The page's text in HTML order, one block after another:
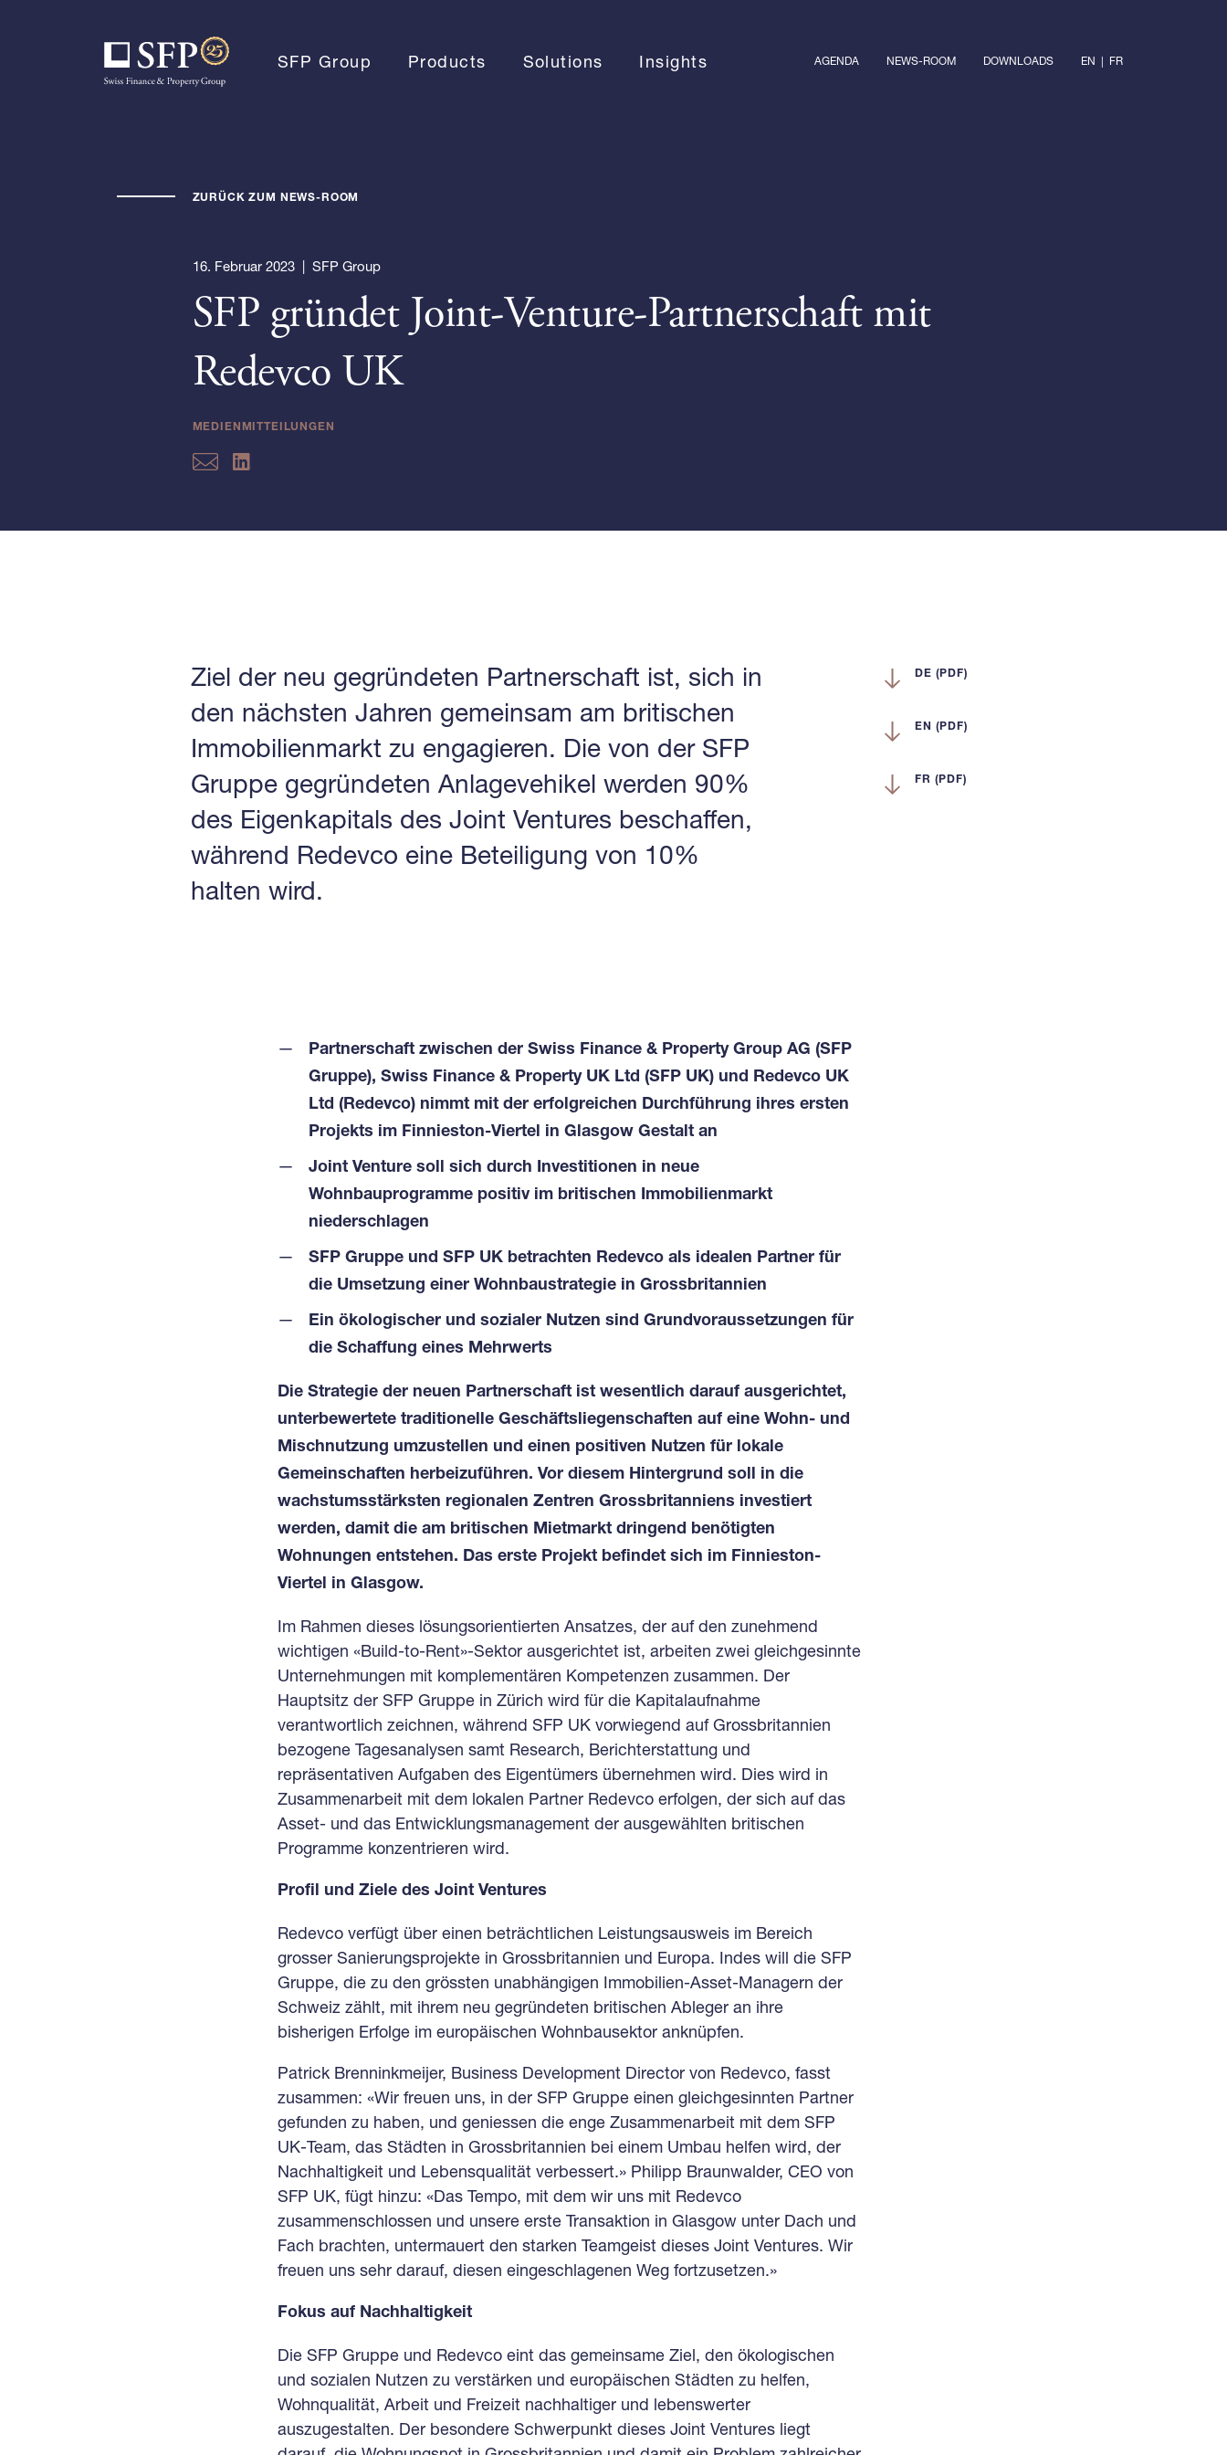
SFP Group Products Solutions Insights AGENDA NEWS-ROOM DOWNLOADS EN | FR
ZURÜCK ZUM NEWS-ROOM
16. Februar 2023 | SFP Group
SFP gründet Joint-Venture-Partnerschaft mit
Redevco UK
MEDIENMITTEILUNGEN
Ziel der neu gegründeten Partnerschaft ist, sich in
den nächsten Jahren gemeinsam am britischen
Immobilienmarkt zu engagieren. Die von der SFP
Gruppe gegründeten Anlagevehikel werden 90%
des Eigenkapitals des Joint Ventures beschaffen,
während Redevco eine Beteiligung von 10%
halten wird.
DE (PDF)
EN (PDF)
FR (PDF)
Partnerschaft zwischen der Swiss Finance & Property Group AG (SFP
Gruppe), Swiss Finance & Property UK Ltd (SFP UK) und Redevco UK
Ltd (Redevco) nimmt mit der erfolgreichen Durchführung ihres ersten
Projekts im Finnieston-Viertel in Glasgow Gestalt an
Joint Venture soll sich durch Investitionen in neue
Wohnbauprogramme positiv im britischen Immobilienmarkt
niederschlagen
SFP Gruppe und SFP UK betrachten Redevco als idealen Partner für
die Umsetzung einer Wohnbaustrategie in Grossbritannien
Ein ökologischer und sozialer Nutzen sind Grundvoraussetzungen für
die Schaffung eines Mehrwerts
Die Strategie der neuen Partnerschaft ist wesentlich darauf ausgerichtet,
unterbewertete traditionelle Geschäftsliegenschaften auf eine Wohn- und
Mischnutzung umzustellen und einen positiven Nutzen für lokale
Gemeinschaften herbeizuführen. Vor diesem Hintergrund soll in die
wachstumsstärksten regionalen Zentren Grossbritanniens investiert
werden, damit die am britischen Mietmarkt dringend benötigten
Wohnungen entstehen. Das erste Projekt befindet sich im Finnieston-
Viertel in Glasgow.
Im Rahmen dieses lösungsorientierten Ansatzes, der auf den zunehmend
wichtigen «Build-to-Rent»-Sektor ausgerichtet ist, arbeiten zwei gleichgesinnte
Unternehmungen mit komplementären Kompetenzen zusammen. Der
Hauptsitz der SFP Gruppe in Zürich wird für die Kapitalaufnahme
verantwortlich zeichnen, während SFP UK vorwiegend auf Grossbritannien
bezogene Tagesanalysen samt Research, Berichterstattung und
repräsentativen Aufgaben des Eigentümers übernehmen wird. Dies wird in
Zusammenarbeit mit dem lokalen Partner Redevco erfolgen, der sich auf das
Asset- und das Entwicklungsmanagement der ausgewählten britischen
Programme konzentrieren wird.
Profil und Ziele des Joint Ventures
Redevco verfügt über einen beträchtlichen Leistungsausweis im Bereich
grosser Sanierungsprojekte in Grossbritannien und Europa. Indes will die SFP
Gruppe, die zu den grössten unabhängigen Immobilien-Asset-Managern der
Schweiz zählt, mit ihrem neu gegründeten britischen Ableger an ihre
bisherigen Erfolge im europäischen Wohnbausektor anknüpfen.
Patrick Brenninkmeijer, Business Development Director von Redevco, fasst
zusammen: «Wir freuen uns, in der SFP Gruppe einen gleichgesinnten Partner
gefunden zu haben, und geniessen die enge Zusammenarbeit mit dem SFP
UK-Team, das Städten in Grossbritannien bei einem Umbau helfen wird, der
Nachhaltigkeit und Lebensqualität verbessert.» Philipp Braunwalder, CEO von
SFP UK, fügt hinzu: «Das Tempo, mit dem wir uns mit Redevco
zusammenschlossen und unsere erste Transaktion in Glasgow unter Dach und
Fach brachten, untermauert den starken Teamgeist dieses Joint Ventures. Wir
freuen uns sehr darauf, diesen eingeschlagenen Weg fortzusetzen.»
Fokus auf Nachhaltigkeit
Die SFP Gruppe und Redevco eint das gemeinsame Ziel, den ökologischen
und sozialen Nutzen zu verstärken und europäischen Städten zu helfen,
Wohnqualität, Arbeit und Freizeit nachhaltiger und lebenswerter
auszugestalten. Der besondere Schwerpunkt dieses Joint Ventures liegt